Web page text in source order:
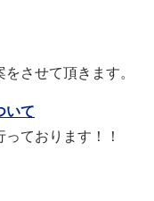
させて頂きます。
いて
ております！！